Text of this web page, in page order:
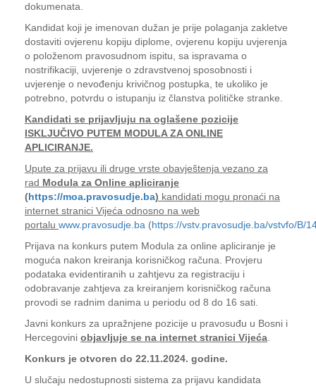
dokumenata.
Kandidat koji je imenovan dužan je prije polaganja zakletve
dostaviti ovjerenu kopiju diplome, ovjerenu kopiju uvjerenja
o položenom pravosudnom ispitu, sa ispravama o
nostrifikaciji, uvjerenje o zdravstvenoj sposobnosti i
uvjerenje o nevođenju krivičnog postupka, te ukoliko je
potrebno, potvrdu o istupanju iz članstva političke stranke.
Kandidati se prijavljuju na oglašene pozicije
ISKLJUČIVO PUTEM MODULA ZA ONLINE
APLICIRANJE.
Upute za prijavu ili druge vrste obavještenja vezano za
rad Modula za Online apliciranje
(https://moa.pravosudje.ba) kandidati mogu pronaći na
internet stranici Vijeća odnosno na web
portalu www.pravosudje.ba (https://vstv.pravosudje.ba/vstvfo/B/
Prijava na konkurs putem Modula za online apliciranje je
moguća nakon kreiranja korisničkog računa. Provjeru
podataka evidentiranih u zahtjevu za registraciju i
odobravanje zahtjeva za kreiranjem korisničkog računa
provodi se radnim danima u periodu od 8 do 16 sati.
Javni konkurs za upražnjene pozicije u pravosuđu u Bosni i
Hercegovini objavljuje se na internet stranici Vijeća
Konkurs je otvoren do 22.11.2024. godine.
U slučaju nedostupnosti sistema za prijavu kandidata